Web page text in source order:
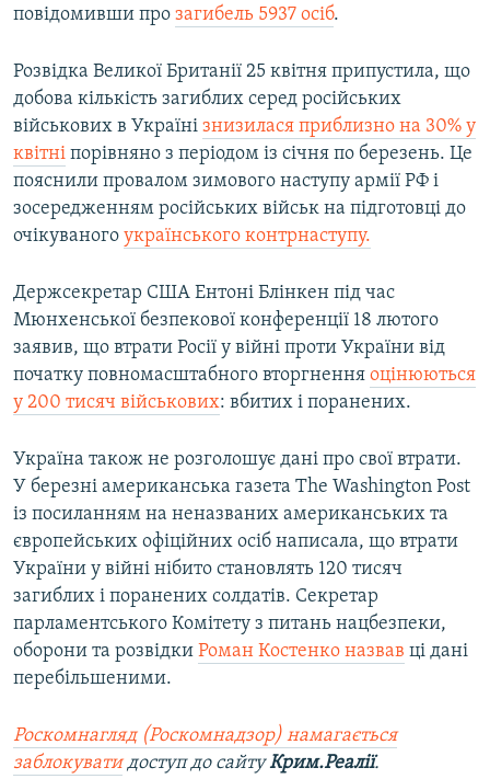
повідомивши про загибель 5937 осіб.
Розвідка Великої Британії 25 квітня припустила, що
добова кількість загиблих серед російських
військових в Україні знизилася приблизно на 30% у
квітні порівняно з періодом із січня по березень. Це
пояснили провалом зимового наступу армії РФ і
зосередженням російських військ на підготовці до
очікуваного українського контрнаступу.
Держсекретар США Ентоні Блінкен під час
Мюнхенської безпекової конференції 18 лютого
заявив, що втрати Росії у війні проти України від
початку повномасштабного вторгнення оцінюються
у 200 тисяч військових: вбитих і поранених.
Україна також не розголошує дані про свої втрати.
У березні американська газета The Washington Post
із посиланням на неназваних американських та
європейських офіційних осіб написала, що втрати
України у війні нібито становлять 120 тисяч
загиблих і поранених солдатів. Секретар
парламентського Комітету з питань нацбезпеки,
оборони та розвідки Роман Костенко назвав ці дані
перебільшеними.
Роскомнагляд (Роскомнадзор) намагається
заблокуватидоступ до сайтуКрим.Реалії.